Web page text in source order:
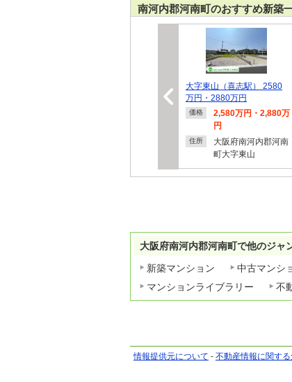
南河内郡河南町のおすすめ新築
大字東山（喜志駅） 2580
万円・2880万円
価格
2,580万円・2,880万
円
住所
大阪府南河内郡河南
町大字東山
大阪府南河内郡河南町で他のジャ
新築マンション
中古マンシ
マンションライブラリー
不
情報提供元について - 不動産情報に関す